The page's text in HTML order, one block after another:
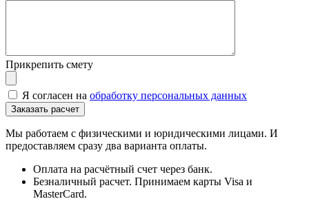
Прикрепить смету
Я согласен на обработку персональных данных
Мы работаем с физическими и юридическими лицами. И
предоставляем сразу два варианта оплаты.
Оплата на расчётный счет через банк.
Безналичный расчет. Принимаем карты Visa и
MasterCard.